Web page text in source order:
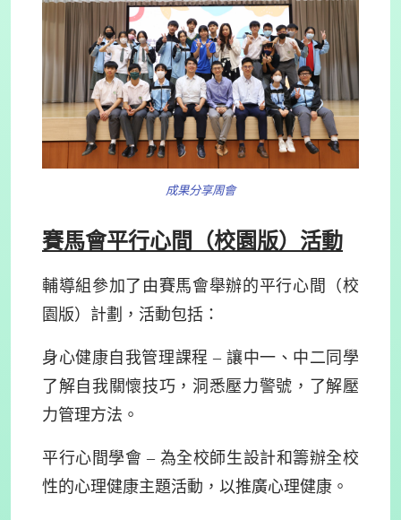
成果分享周會
賽馬會平行心間（校園版）活動
輔導組參加了由賽馬會舉辦的平行心間（校
園版）計劃， 活動包括：
身心健康自我管理課程 – 讓中一、中二同學
了解自我關懷技巧，洞悉壓力警號，了解壓
力管理方法。
平行心間學會 – 為全校師生設計和籌辦全校
性的心理健康主題活動，以推廣心理健康。